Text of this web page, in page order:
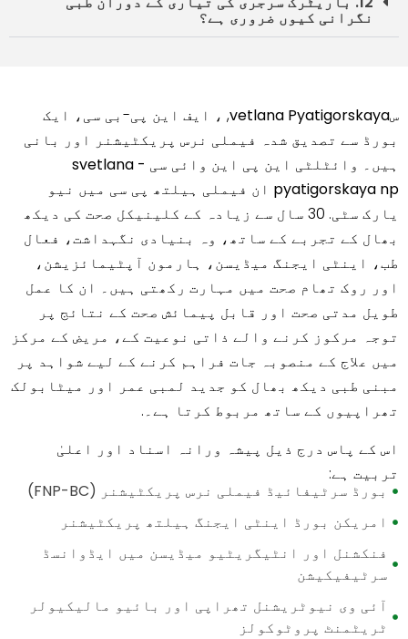
نگرانی کیوں ضروری ہے؟
سvetlana Pyatigorskaya
, ، ایف این پی-بی سی، ایک
بورڈ سے تصدیق شدہ فیملی نرس پریکٹیشنر اور بانی
ہیں۔
وائٹلٹی این پی این وائی سی - svetlana
pyatigorskaya np ان فیملی ہیلتھ پی سی
میں نیو
یارک سٹی
. 30 سال سے زیادہ کے کلینیکل صحت کی دیکھ
بھال کے تجربے کے ساتھ، وہ بنیادی نگہداشت، فعال
طب، اینٹی ایجنگ میڈیسن، ہارمون آپٹیمائزیشن،
اور روک تھام صحت میں مہارت رکھتی ہیں۔ ان کا عمل
طویل مدتی صحت اور قابل پیمائش صحت کے نتائج پر
توجہ مرکوز کرنے والے ذاتی نوعیت کے، مریض کے مرکز
میں علاج کے منصوبہ جات فراہم کرنے کے لیے شواہد پر
مبنی طبی دیکھ بھال کو جدید لمبی عمر اور میٹابولک
تھراپیوں کے ساتھ مربوط کرتا ہے۔.
اس کے پاس درج ذیل پیشہ ورانہ اسناد اور اعلیٰ
تربیت ہے:
بورڈ سرٹیفائیڈ فیملی نرس پریکٹیشنر (FNP-BC)
امریکن بورڈ اینٹی ایجنگ ہیلتھ پریکٹیشنر
فنکشنل اور انٹیگریٹیو میڈیسن میں ایڈوانسڈ
سرٹیفیکیشن
آئی وی نیوٹریشنل تھراپی اور بائیو مالیکیولر
ٹریٹمنٹ پروٹوکولز